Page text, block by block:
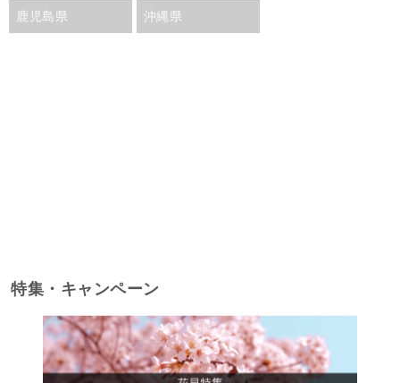
鹿児島県 沖縄県
特集・キャンペーン